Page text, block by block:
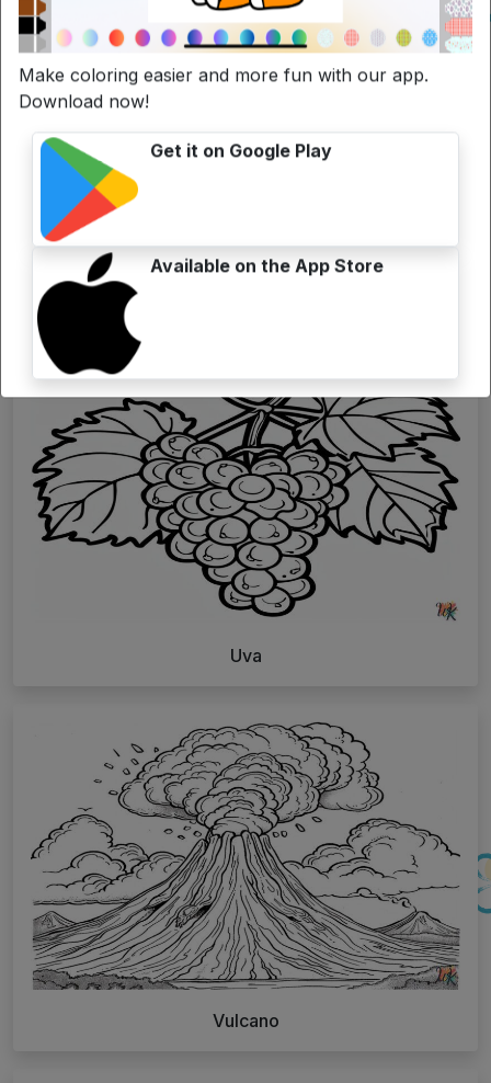
Temperamatite perfetti per matite colorate
Load more
Forse sei interessato
Uva
Vulcano
Make coloring easier and more fun with our app.
Download now!
Get it on Google Play
Available on the App Store